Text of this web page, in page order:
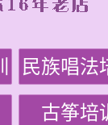
民族唱法
古筝培